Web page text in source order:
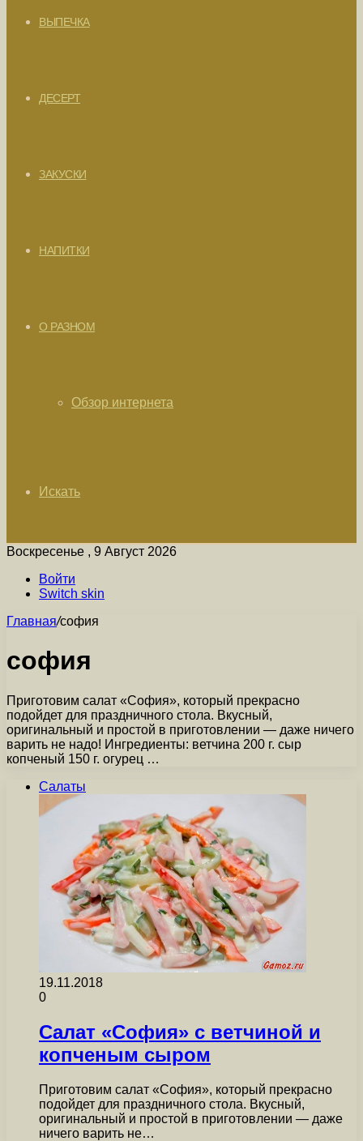
ВЫПЕЧКА
ДЕСЕРТ
ЗАКУСКИ
НАПИТКИ
О РАЗНОМ
Обзор интернета
Искать
Воскресенье , 9 Август 2026
Войти
Switch skin
Главная/софия
софия
Приготовим салат «София», который прекрасно
подойдет для праздничного стола. Вкусный,
оригинальный и простой в приготовлении — даже ничего
варить не надо! Ингредиенты: ветчина 200 г. сыр
копченый 150 г. огурец …
Салаты
19.11.2018
0
Салат «София» с ветчиной и
копченым сыром
Приготовим салат «София», который прекрасно
подойдет для праздничного стола. Вкусный,
оригинальный и простой в приготовлении — даже
ничего варить не…